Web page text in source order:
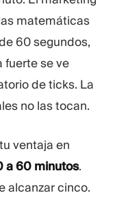
matemáticas
60 segundos,
fuerte se ve
de ticks. La
no las tocan.
ventaja en
a 60 minutos.
alcanzar cinco.